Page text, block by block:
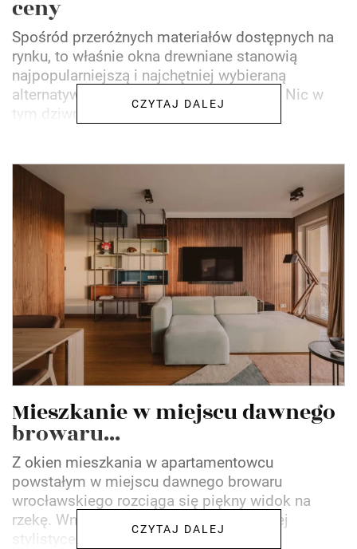
ceny
Spośród przeróżnych materiałów dostępnych na
rynku, to właśnie okna drewniane stanowią
najpopularniejszą i najchętniej wybieraną
alternatywę dla okien plastikowych PCV. Nic w
tym dziwnego gdyż...
CZYTAJ DALEJ
Mieszkanie w miejscu dawnego
browaru...
Z okien mieszkania w apartamentowcu
powstałym w miejscu dawnego browaru
wrocławskiego rozciąga się piękny widok na
rzekę. Wnętrze? Utrzymane w stonowanej
stylistyce, na pierwszy rzut oka...
CZYTAJ DALEJ